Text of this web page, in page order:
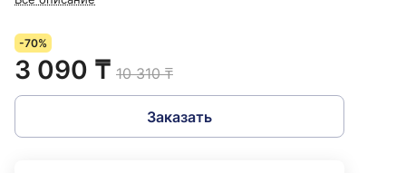
-70%
3 090 ₸ 10 310 ₸
Заказать